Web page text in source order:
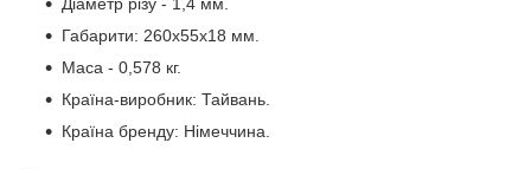
Габарити: 260х55х18 мм.
Маса - 0,578 кг.
Країна-виробник: Тайвань.
Країна бренду: Німеччина.